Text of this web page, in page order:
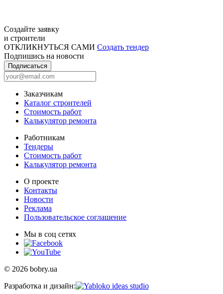
Создайте заявку
и строители
ОТКЛИКНУТЬСЯ САМИ Создать тендер
Подпишись на новости
Подписаться
Заказчикам
Каталог строителей
Стоимость работ
Калькулятор ремонта
Работникам
Тендеры
Стоимость работ
Калькулятор ремонта
О проекте
Контакты
Новости
Реклама
Пользовательское соглашение
Мы в соц сетях
© 2026 bobry.ua
Разработка и дизайн: